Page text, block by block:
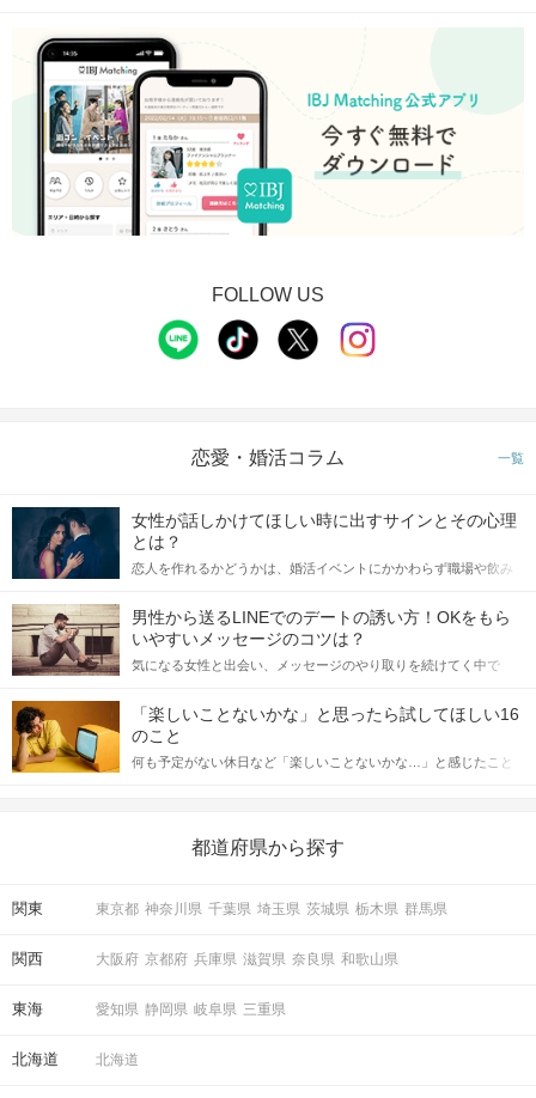
FOLLOW US
恋愛・婚活コラム 一覧
女性が話しかけてほしい時に出すサインとその心理
とは？
恋人を作れるかどうかは、婚活イベントにかかわらず職場や飲み
てアプローチできるかにも左右されます。 これから恋人作りを本
格的に始めようとしている方は、女性が異性を求めて出すサイン
をしっかりと理解し、正しい行動に移せるかどうかが重要。 この
記事では、女性が話しかけて欲しい時に出すサインとその心理を
合にどのような行動に繋げるべきかをご紹介していきます。
男性から送るLINEでのデートの誘い方！OKをもら
いやすいメッセージのコツは？
気になる女性と出会い、メッセージのやり取りを続けてく中で
しかし、中には「どう誘ったらいいの？」とお困りの男性もいら
っしゃるのではないでしょうか。 そこで今回は、男性から女性へ
送るLINEでのデートの誘い方のコツをご紹介します。例文も混じ
えながら解説するので、ぜひ参考にしてください。
「楽しいことないかな」と思ったら試してほしい16
のこと
何も予定がない休日など「楽しいことないかな…」と感じたこと
の楽しいことアイデアを集めました♪ いままさに楽しいことを探し
都道府県から探す
関東 東京都 神奈川県 千葉県 埼玉県 茨城県 栃木県 群馬県
関西 大阪府 京都府 兵庫県 滋賀県 奈良県 和歌山県
東海 愛知県 静岡県 岐阜県 三重県
北海道 北海道